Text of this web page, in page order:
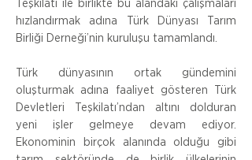
Teşkilatı ile birlikte bu alandaki çalışmaları
hızlandırmak adına Türk Dünyası Tarım
Birliği Derneği’nin kuruluşu tamamlandı.
Türk dünyasının ortak gündemini
oluşturmak adına faaliyet gösteren Türk
Devletleri Teşkilatı’ndan altını dolduran
yeni işler gelmeye devam ediyor.
Ekonominin birçok alanında olduğu gibi